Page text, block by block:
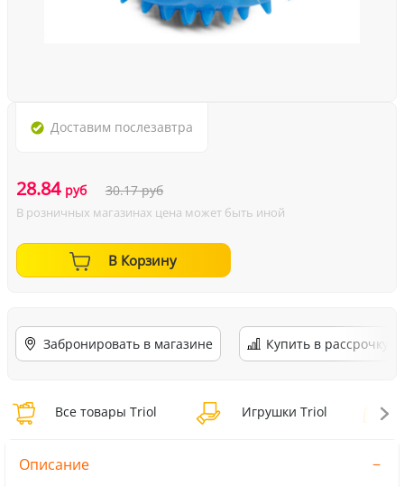
Доставим послезавтра
28.84 руб 30.17руб
В розничных магазинах цена может быть иной
В Корзину
Забронировать в магазине Купить в рассрочку
Все товары Triol Игрушки Triol
Описание